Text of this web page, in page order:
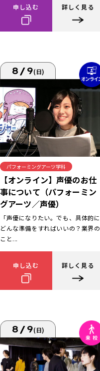
申し込む 詳しく見る
8/9(日)
パフォーミングアーツ学科
【オンライン】声優のお仕
事について（パフォーミン
グアーツ／声優）
「声優になりたい。でも、具体的に
どんな準備をすればいいの？業界の
こと...
申し込む 詳しく見る
8/9(日)